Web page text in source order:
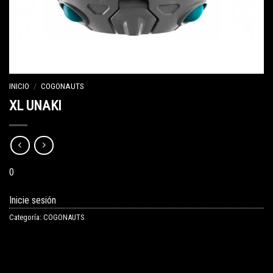
INICIO / COGONAUTS
XL UNAKI
0
Inicie sesión
Categoría: COGONAUTS